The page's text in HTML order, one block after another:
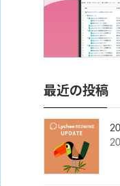
最近の投稿